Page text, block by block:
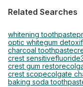
Related Searches
whitening toothpaste
optic whitegum
charcoal toothpaste
crest sensitivefluoride
crest gum restore
crest scopecolgate
baking soda